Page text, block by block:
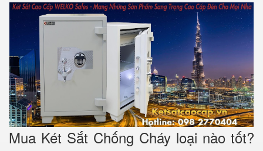
Mua Két Sắt Chống Cháy loại nào tốt?